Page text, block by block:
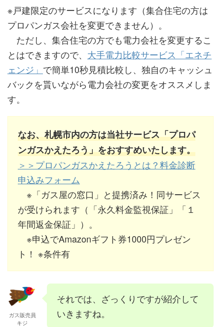
※戸建限定のサービスになります（集合住宅の方は
プロパンガス会社を変更できません）。
ただし、集合住宅の方でも電力会社を変更するこ
とはできますので、 大手電力比較サービス「エネチ
ェンジ」 で簡単10秒見積比較し、独自のキャッシュ
バックを貰いながら電力会社の変更をオススメしま
す。
なお、札幌市内の方は当社サービス「プロパ
ンガスかえたろう」をおすすめいたします。
＞＞プロパンガスかえたろうとは？料金診断
申込みフォーム
※「ガス屋の窓口」と提携済み！同サービス
が受けられます（「永久料金監視保証」「１
年間返金保証」）。
※申込でAmazonギフト券1000円プレゼン
ト！ ※条件有
ガス販売員
キジ
それでは、ざっくりですが紹介して
いきますね。